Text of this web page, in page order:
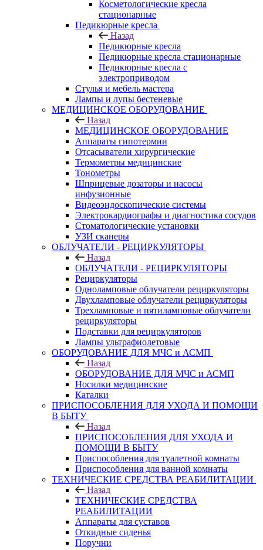
Косметологические кресла
стационарные
Педикюрные кресла
Назад
Педикюрные кресла
Педикюрные кресла стационарные
Педикюрные кресла с
электроприводом
Стулья и мебель мастера
Лампы и лупы бестеневые
МЕДИЦИНСКОЕ ОБОРУДОВАНИЕ
Назад
МЕДИЦИНСКОЕ ОБОРУДОВАНИЕ
Аппараты гипотермии
Отсасыватели хирургические
Термометры медицинские
Тонометры
Шприцевые дозаторы и насосы
инфузионные
Видеоэндоскопические системы
Электрокардиографы и диагностика сосудов
Стоматологические установки
УЗИ сканеры
ОБЛУЧАТЕЛИ - РЕЦИРКУЛЯТОРЫ
Назад
ОБЛУЧАТЕЛИ - РЕЦИРКУЛЯТОРЫ
Рециркуляторы
Одноламповые облучатели рециркуляторы
Двухламповые облучатели рециркуляторы
Трехламповые и пятиламповые облучатели
рециркуляторы
Подставки для рециркуляторов
Лампы ультрафиолетовые
ОБОРУДОВАНИЕ ДЛЯ МЧС и АСМП
Назад
ОБОРУДОВАНИЕ ДЛЯ МЧС и АСМП
Носилки медицинские
Каталки
ПРИСПОСОБЛЕНИЯ ДЛЯ УХОДА И ПОМОЩИ
В БЫТУ
Назад
ПРИСПОСОБЛЕНИЯ ДЛЯ УХОДА И
ПОМОЩИ В БЫТУ
Приспособления для туалетной комнаты
Приспособления для ванной комнаты
ТЕХНИЧЕСКИЕ СРЕДСТВА РЕАБИЛИТАЦИИ
Назад
ТЕХНИЧЕСКИЕ СРЕДСТВА
РЕАБИЛИТАЦИИ
Аппараты для суставов
Откидные сиденья
Поручни